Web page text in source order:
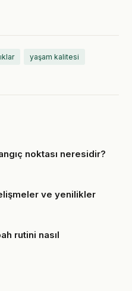
yaşam kalitesi
noktası neresidir?
ve yenilikler
rutini nasıl